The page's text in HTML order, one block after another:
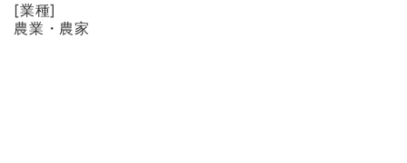
[業種]
農業・農家